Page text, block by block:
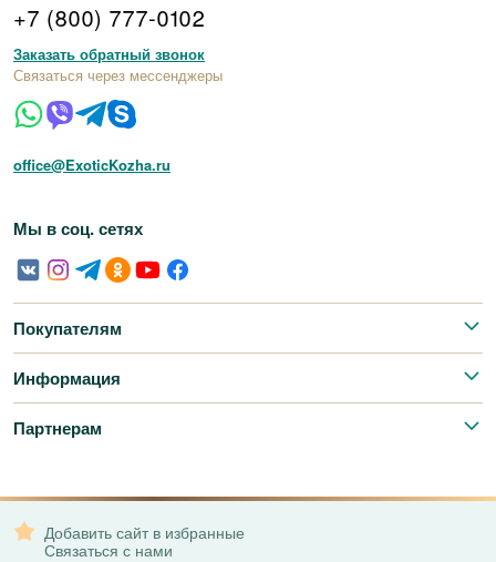
+7 (800) 777-0102
Заказать обратный звонок
Связаться через мессенджеры
office@ExoticKozha.ru
Мы в соц. сетях
Покупателям
Информация
Партнерам
Добавить сайт в избранные
Связаться с нами